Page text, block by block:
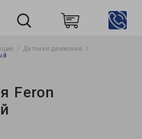
Датчики движения
Feron